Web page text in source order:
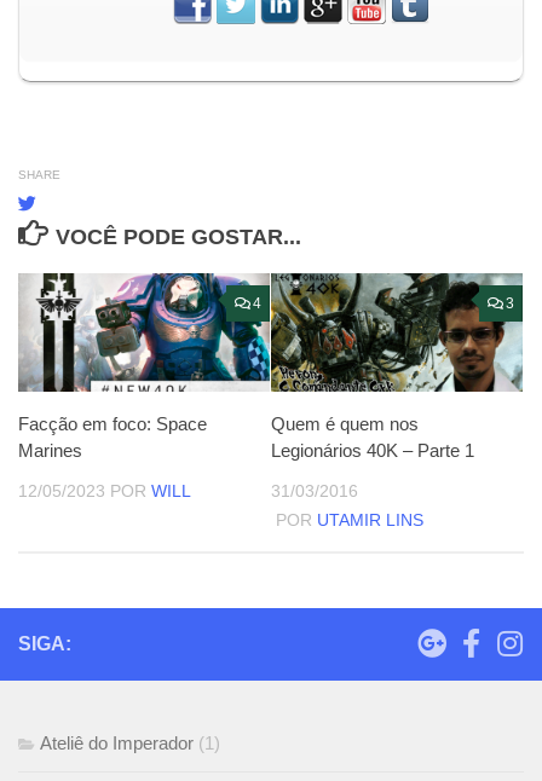
SHARE
VOCÊ PODE GOSTAR...
4
Facção em foco: Space
Marines
12/05/2023 POR WILL
3
Quem é quem nos
Legionários 40K – Parte 1
31/03/2016
POR UTAMIR LINS
SIGA:
Ateliê do Imperador (1)